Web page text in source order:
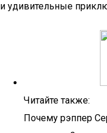
и удивительные
Читайте также:
Почему рэппер